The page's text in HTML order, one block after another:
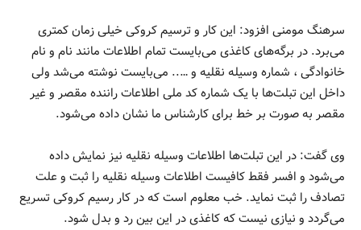
سرهنگ مومنی افزود: این کار و ترسیم کروکی خیلی زمان کمتری
می‌برد. در برگه‌های کاغذی می‌بایست تمام اطلاعات مانند نام و نام
خانوادگی ، شماره وسیله نقلیه و ….. می‌بایست نوشته می‌شد ولی
داخل این تبلت‌ها با یک شماره کد ملی اطلاعات راننده مقصر و غیر
مقصر به صورت بر خط برای کارشناس ما نشان داده می‌شود.
وی گفت: در این تبلت‌ها اطلاعات وسیله نقلیه نیز نمایش داده
می‌شود و افسر فقط کافیست اطلاعات وسیله نقلیه را ثبت و علت
تصادف را ثبت نماید. خب معلوم است که در کار رسیم کروکی تسریع
می‌گردد و نیازی نیست که کاغذی در این بین رد و بدل شود.